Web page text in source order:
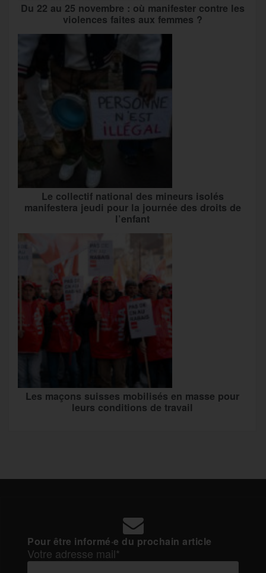
Du 22 au 25 novembre : où manifester contre les
violences faites aux femmes ?
Le collectif national des mineurs isolés
manifestera jeudi pour la journée des droits de
l’enfant
Les maçons suisses mobilisés en masse pour
leurs conditions de travail
Pour être informé·e du prochain article
Votre adresse mail*